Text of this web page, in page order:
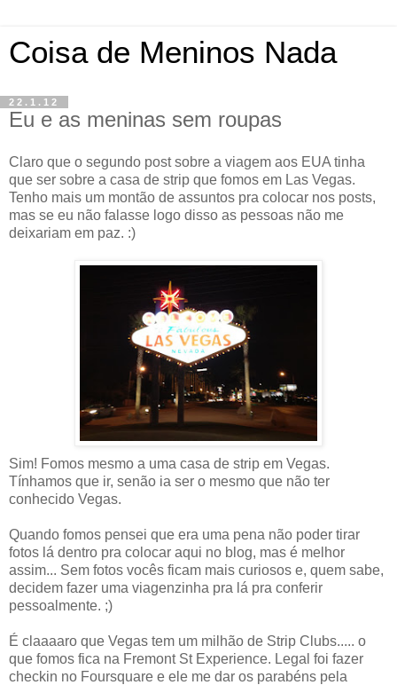
Coisa de Meninos Nada
22.1.12
Eu e as meninas sem roupas
Claro que o segundo post sobre a viagem aos EUA tinha
que ser sobre a casa de strip que fomos em Las Vegas.
Tenho mais um montão de assuntos pra colocar nos posts,
mas se eu não falasse logo disso as pessoas não me
deixariam em paz. :)
Sim! Fomos mesmo a uma casa de strip em Vegas.
Tínhamos que ir, senão ia ser o mesmo que não ter
conhecido Vegas.
Quando fomos pensei que era uma pena não poder tirar
fotos lá dentro pra colocar aqui no blog, mas é melhor
assim... Sem fotos vocês ficam mais curiosos e, quem sabe,
decidem fazer uma viagenzinha pra lá pra conferir
pessoalmente. ;)
É claaaaro que Vegas tem um milhão de Strip Clubs..... o
que fomos fica na Fremont St Experience. Legal foi fazer
checkin no Foursquare e ele me dar os parabéns pela